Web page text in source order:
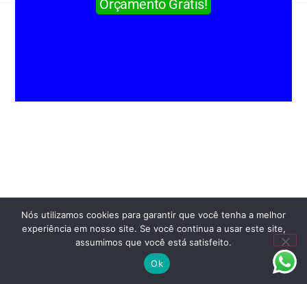
Nós utilizamos cookies para garantir que você tenha a melhor
experiência em nosso site. Se você continua a usar este site,
assumimos que você está satisfeito.
Ok
Orçamento Grátis!